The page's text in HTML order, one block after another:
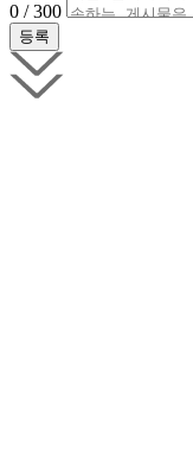
0 / 300